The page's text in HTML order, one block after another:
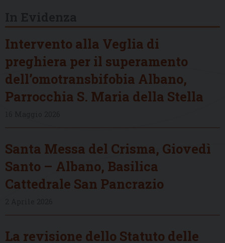
Intervento alla Veglia di
preghiera per il superamento
dell’omotransbifobia Albano,
Parrocchia S. Maria della Stella
Santa Messa del Crisma, Giovedì
Santo – Albano, Basilica
Cattedrale San Pancrazio
La revisione dello Statuto delle